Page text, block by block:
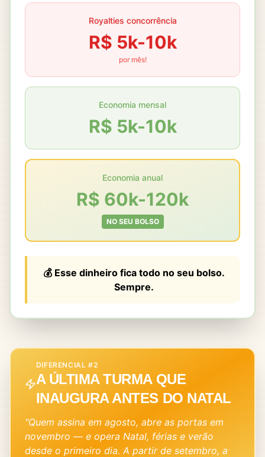
Royalties concorrência
R$ 5k-10k
por mês!
Economia mensal
R$ 5k-10k
Economia anual
R$ 60k-120k
NO SEU BOLSO
💰 Esse dinheiro fica todo no seu bolso.
Sempre.
DIFERENCIAL #2
A ÚLTIMA TURMA QUE
INAUGURA ANTES DO NATAL
"Quem assina em agosto, abre as portas em
novembro — e opera Natal, férias e verão
desde o primeiro dia. A partir de setembro, a